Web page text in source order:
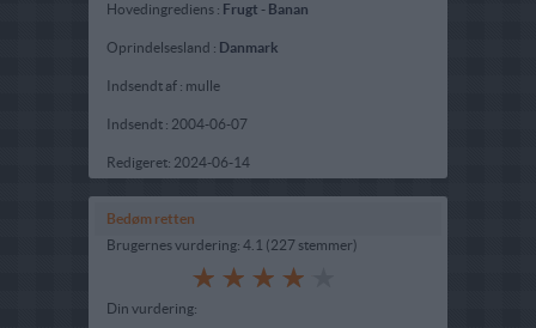
Hovedingrediens : Frugt - Banan
Oprindelsesland : Danmark
Indsendt af : mulle
Indsendt : 2004-06-07
Redigeret: 2024-06-14
Bedøm retten
Brugernes vurdering: 4.1 (227 stemmer)
Din vurdering: